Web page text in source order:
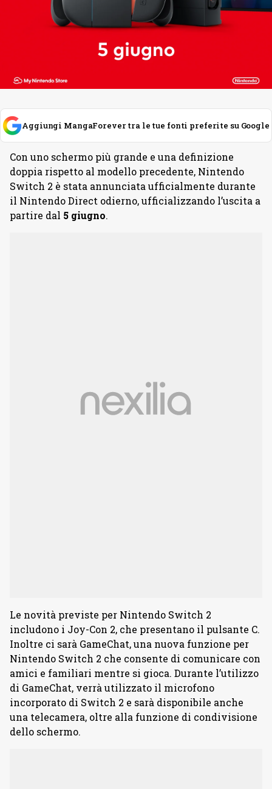
Aggiungi MangaForever tra le tue fonti preferite su Google
Con uno schermo più grande e una definizione
doppia rispetto al modello precedente, Nintendo
Switch 2 è stata annunciata ufficialmente durante
il Nintendo Direct odierno, ufficializzando l’uscita a
partire dal 5 giugno.
Le novità previste per Nintendo Switch 2
includono i Joy-Con 2, che presentano il pulsante C.
Inoltre ci sarà GameChat, una nuova funzione per
Nintendo Switch 2 che consente di comunicare con
amici e familiari mentre si gioca. Durante l’utilizzo
di GameChat, verrà utilizzato il microfono
incorporato di Switch 2 e sarà disponibile anche
una telecamera, oltre alla funzione di condivisione
dello schermo.